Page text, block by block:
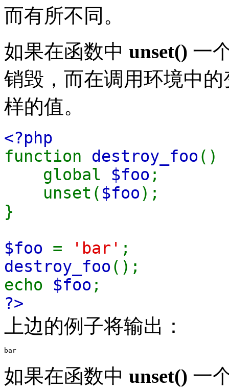
而有所不同。
如果在函数中 unset() 一
销毁，而在调用环境中
样的值。
<?php
function destroy_foo()
global $foo ;
unset( $foo);
}
$foo = 'bar' ;
destroy_foo();
echo $foo ;
?>
上边的例子将输出：
如果在函数中 unset() 一